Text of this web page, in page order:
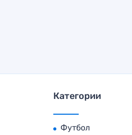
Категории
Футбол